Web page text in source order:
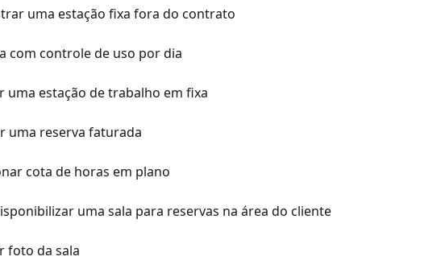
uma estação fixa fora do contrato
com controle de uso por dia
uma estação de trabalho em fixa
uma reserva faturada
cota de horas em plano
uma sala para reservas na área do cliente
foto da sala